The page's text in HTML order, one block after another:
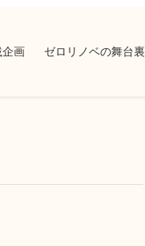
企画 ゼロリノベの舞台裏